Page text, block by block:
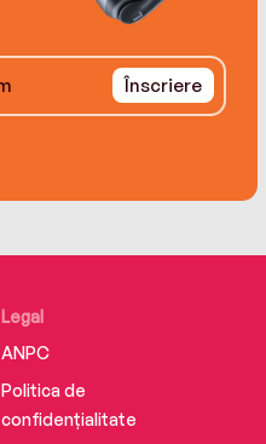
Înscriere
Legal
ANPC
Politica de
confidențialitate